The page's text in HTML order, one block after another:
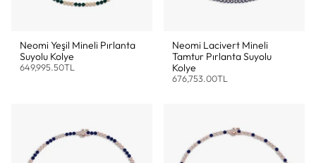
Neomi Yeşil Mineli Pırlanta
Suyolu Kolye
649,995.50TL
Neomi Lacivert Mineli
Tamtur Pırlanta Suyolu
Kolye
676,753.00TL